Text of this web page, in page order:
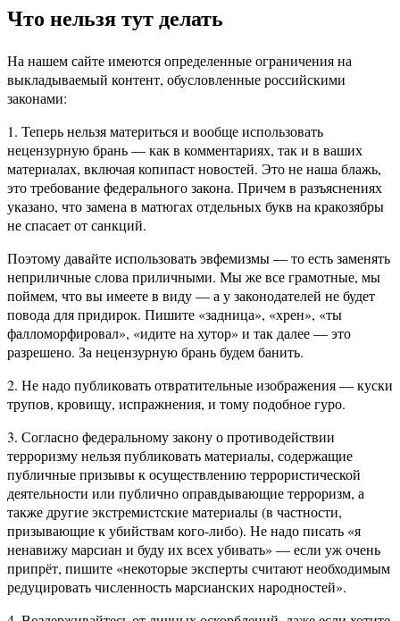
Что нельзя тут делать
На нашем сайте имеются определенные ограничения на
выкладываемый контент, обусловленные российскими
законами:
1. Теперь нельзя материться и вообще использовать
нецензурную брань — как в комментариях, так и в ваших
материалах, включая копипаст новостей. Это не наша блажь,
это требование федерального закона. Причем в разъяснениях
указано, что замена в матюгах отдельных букв на кракозябры
не спасает от санкций.
Поэтому давайте использовать эвфемизмы — то есть заменять
неприличные слова приличными. Мы же все грамотные, мы
поймем, что вы имеете в виду — а у законодателей не будет
повода для придирок. Пишите «задница», «хрен», «ты
фалломорфировал», «идите на хутор» и так далее — это
разрешено. За нецензурную брань будем банить.
2. Не надо публиковать отвратительные изображения — куски
трупов, кровищу, испражнения, и тому подобное гуро.
3. Согласно федеральному закону о противодействии
терроризму нельзя публиковать материалы, содержащие
публичные призывы к осуществлению террористической
деятельности или публично оправдывающие терроризм, а
также другие экстремистские материалы (в частности,
призывающие к убийствам кого-либо). Не надо писать «я
ненавижу марсиан и буду их всех убивать» — если уж очень
припрёт, пишите «некоторые эксперты считают необходимым
редуцировать численность марсианских народностей».